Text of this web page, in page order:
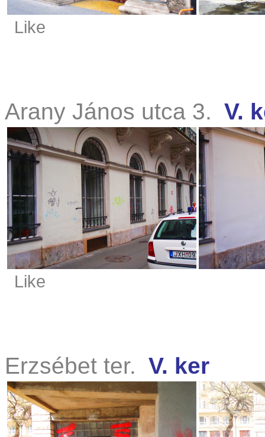
Like
Arany János utca 3. V.
Like
Erzsébet ter. V. ker